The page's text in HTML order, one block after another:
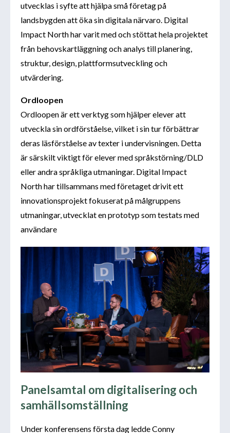
utvecklas i syfte att hjälpa små företag på
landsbygden att öka sin digitala närvaro. Digital
Impact North har varit med och stöttat hela projektet
från behovskartläggning och analys till planering,
struktur, design, plattformsutveckling och
utvärdering.
Ordloopen
Ordloopen är ett verktyg som hjälper elever att
utveckla sin ordförståelse, vilket i sin tur förbättrar
deras läsförståelse av texter i undervisningen. Detta
är särskilt viktigt för elever med språkstörning/DLD
eller andra språkliga utmaningar. Digital Impact
North har tillsammans med företaget drivit ett
innovationsprojekt fokuserat på målgruppens
utmaningar, utvecklat en prototyp som testats med
användare
Panelsamtal om digitalisering och
samhällsomställning
Under konferensens första dag ledde Conny